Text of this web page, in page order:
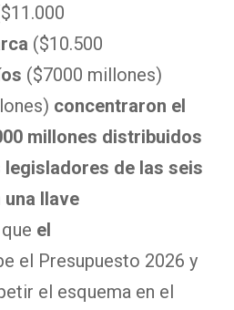
($10.500
($7000 millones)
concentraron el
millones distribuidos
legisladores de las seis
llave
el
el Presupuesto 2026 y
el esquema en el